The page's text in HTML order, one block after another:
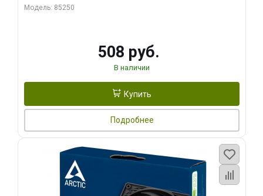
Модель: 85250
508 руб.
В наличии
Купить
Подробнее